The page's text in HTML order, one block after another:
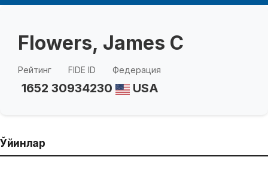
Flowers, James C
Рейтинг
1652
FIDE ID
30934230
Федерация
USA
Ўйинлар